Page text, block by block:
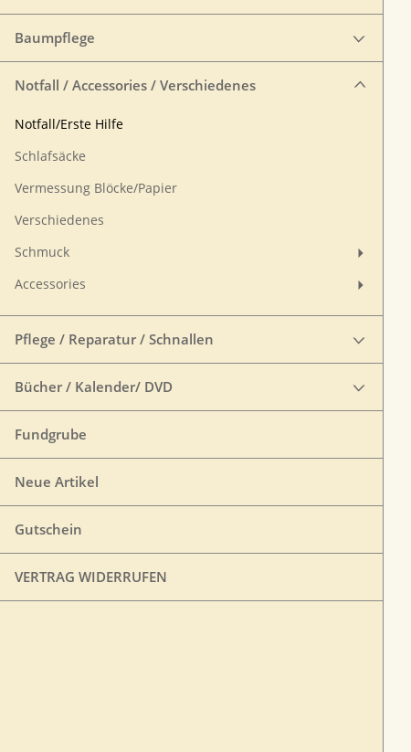
Baumpflege
Notfall / Accessories / Verschiedenes
Notfall/Erste Hilfe
Schlafsäcke
Vermessung Blöcke/Papier
Verschiedenes
Schmuck
Accessories
Pflege / Reparatur / Schnallen
Bücher / Kalender/ DVD
Fundgrube
Neue Artikel
Gutschein
VERTRAG WIDERRUFEN